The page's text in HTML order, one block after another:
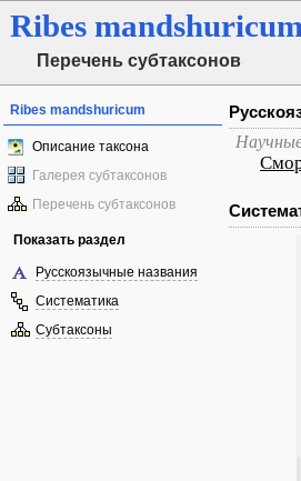
Ribes mandshuricum
Перечень субтаксонов
Ribes mandshuricum
Описание таксона
Галерея субтаксонов
Перечень субтаксонов
Показать раздел
Русскоязычные названия
Систематика
Субтаксоны